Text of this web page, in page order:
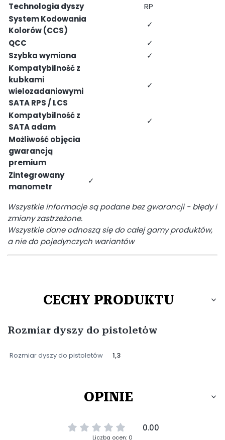
Technologia dyszy
RP
System Kodowania
Kolorów (CCS)
✓
QCC
✓
Szybka wymiana
✓
Kompatybilność z
kubkami
wielozadaniowymi
SATA RPS / LCS
✓
Kompatybilność z
SATA adam
✓
Możliwość objęcia
gwarancją
premium
Zintegrowany
manometr
✓
Wszystkie informacje są podane bez gwarancji - błędy i
zmiany zastrzeżone.
Wszystkie dane odnoszą się do całej gamy produktów,
a nie do pojedynczych wariantów
CECHY PRODUKTU
Rozmiar dyszy do pistoletów
Rozmiar dyszy do pistoletów 1,3
OPINIE
0.00
Liczba ocen: 0